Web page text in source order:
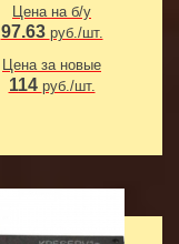
Цена на б/у
97.63 руб./шт.
Цена за новые
114 руб./шт.